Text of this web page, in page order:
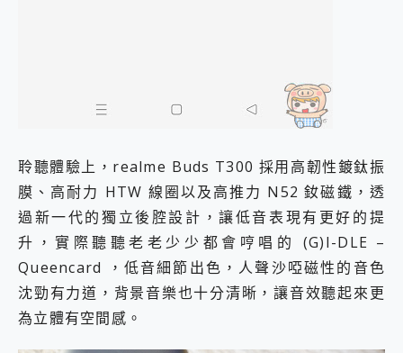
聆聽體驗上，realme Buds T300 採用高韌性鍍鈦振
膜、高耐力 HTW 線圈以及高推力 N52 釹磁鐵，透
過新一代的獨立後腔設計，讓低音表現有更好的提
升，實際聽聽老老少少都會哼唱的 (G)I-DLE –
Queencard ，低音細節出色，人聲沙啞磁性的音色
沈勁有力道，背景音樂也十分清晰，讓音效聽起來更
為立體有空間感。